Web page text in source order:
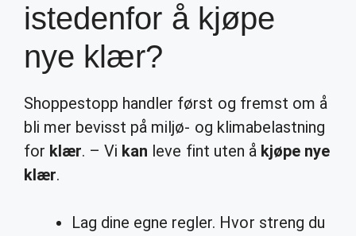
istedenfor å kjøpe
nye klær?
Shoppestopp handler først og fremst om å
bli mer bevisst på miljø- og klimabelastning
for klær. – Vi kan leve fint uten å kjøpe nye
klær.
Lag dine egne regler. Hvor streng du